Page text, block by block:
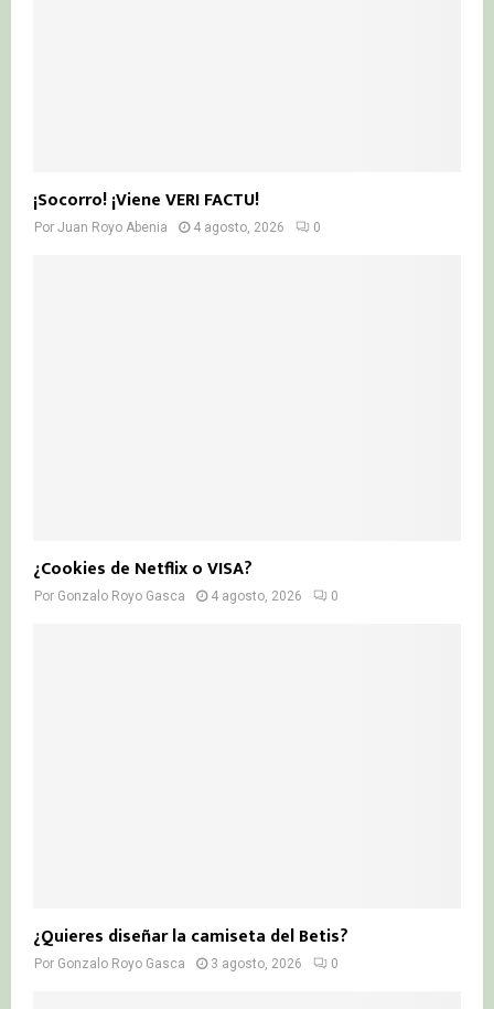
¡Socorro! ¡Viene VERI FACTU!
Por Juan Royo Abenia 4 agosto, 2026 0
¿Cookies de Netflix o VISA?
Por Gonzalo Royo Gasca 4 agosto, 2026 0
¿Quieres diseñar la camiseta del Betis?
Por Gonzalo Royo Gasca 3 agosto, 2026 0